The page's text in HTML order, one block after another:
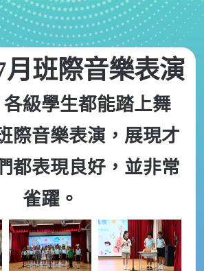
月班際音樂表演
級學生都能踏上舞
際音樂表演，展現才
都表現良好，並非常
雀躍。